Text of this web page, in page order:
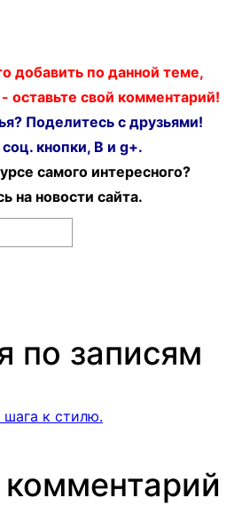
добавить по данной теме,
оставьте свой комментарий!
Поделитесь с друзьями!
кнопки, В и g+.
самого интересного?
на новости сайта.
по записям
шага к стилю.